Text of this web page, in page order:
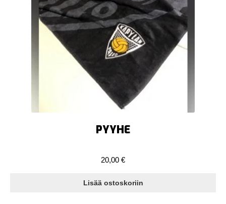
PYYHE
20,00 €
Lisää ostoskoriin